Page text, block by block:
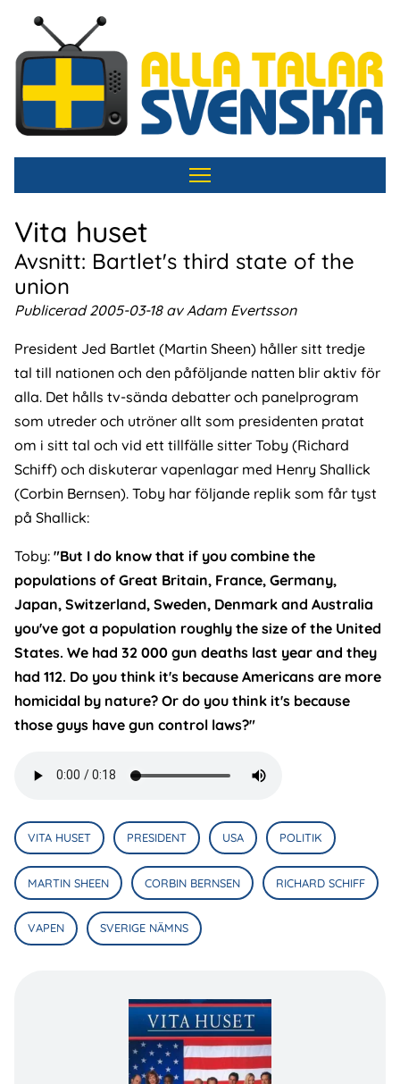
Hoppa
huvudinnehåll
Vita huset
Avsnitt: Bartlet's third state of the
union
Publicerad 2005-03-18 av Adam Evertsson
President Jed Bartlet (Martin Sheen) håller sitt tredje
tal till nationen och den påföljande natten blir aktiv för
alla. Det hålls tv-sända debatter och panelprogram
som utreder och utröner allt som presidenten pratat
om i sitt tal och vid ett tillfälle sitter Toby (Richard
Schiff) och diskuterar vapenlagar med Henry Shallick
(Corbin Bernsen). Toby har följande replik som får tyst
på Shallick:
Toby: "But I do know that if you combine the
populations of Great Britain, France, Germany,
Japan, Switzerland, Sweden, Denmark and Australia
you've got a population roughly the size of the United
States. We had 32 000 gun deaths last year and they
had 112. Do you think it's because Americans are more
homicidal by nature? Or do you think it's because
those guys have gun control laws?"
file
VITA HUSET PRESIDENT USA POLITIK
MARTIN SHEEN CORBIN BERNSEN RICHARD SCHIFF
VAPEN SVERIGE NÄMNS